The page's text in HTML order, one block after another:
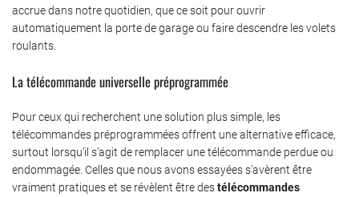
accrue dans notre quotidien, que ce soit pour ouvrir
automatiquement la porte de garage ou faire descendre les volets
roulants.
La télécommande universelle préprogrammée
Pour ceux qui recherchent une solution plus simple, les
télécommandes préprogrammées offrent une alternative efficace,
surtout lorsqu’il s’agit de remplacer une télécommande perdue ou
endommagée. Celles que nous avons essayées s’avèrent être
vraiment pratiques et se révèlent être destélécommandes